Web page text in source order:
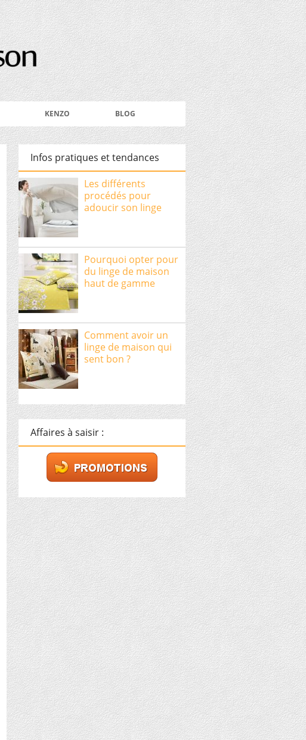
KENZO BLOG
Infos pratiques et tendances
Les différents
procédés pour
adoucir son linge
Pourquoi opter pour
du linge de maison
haut de gamme
Comment avoir un
linge de maison qui
sent bon ?
Affaires à saisir :